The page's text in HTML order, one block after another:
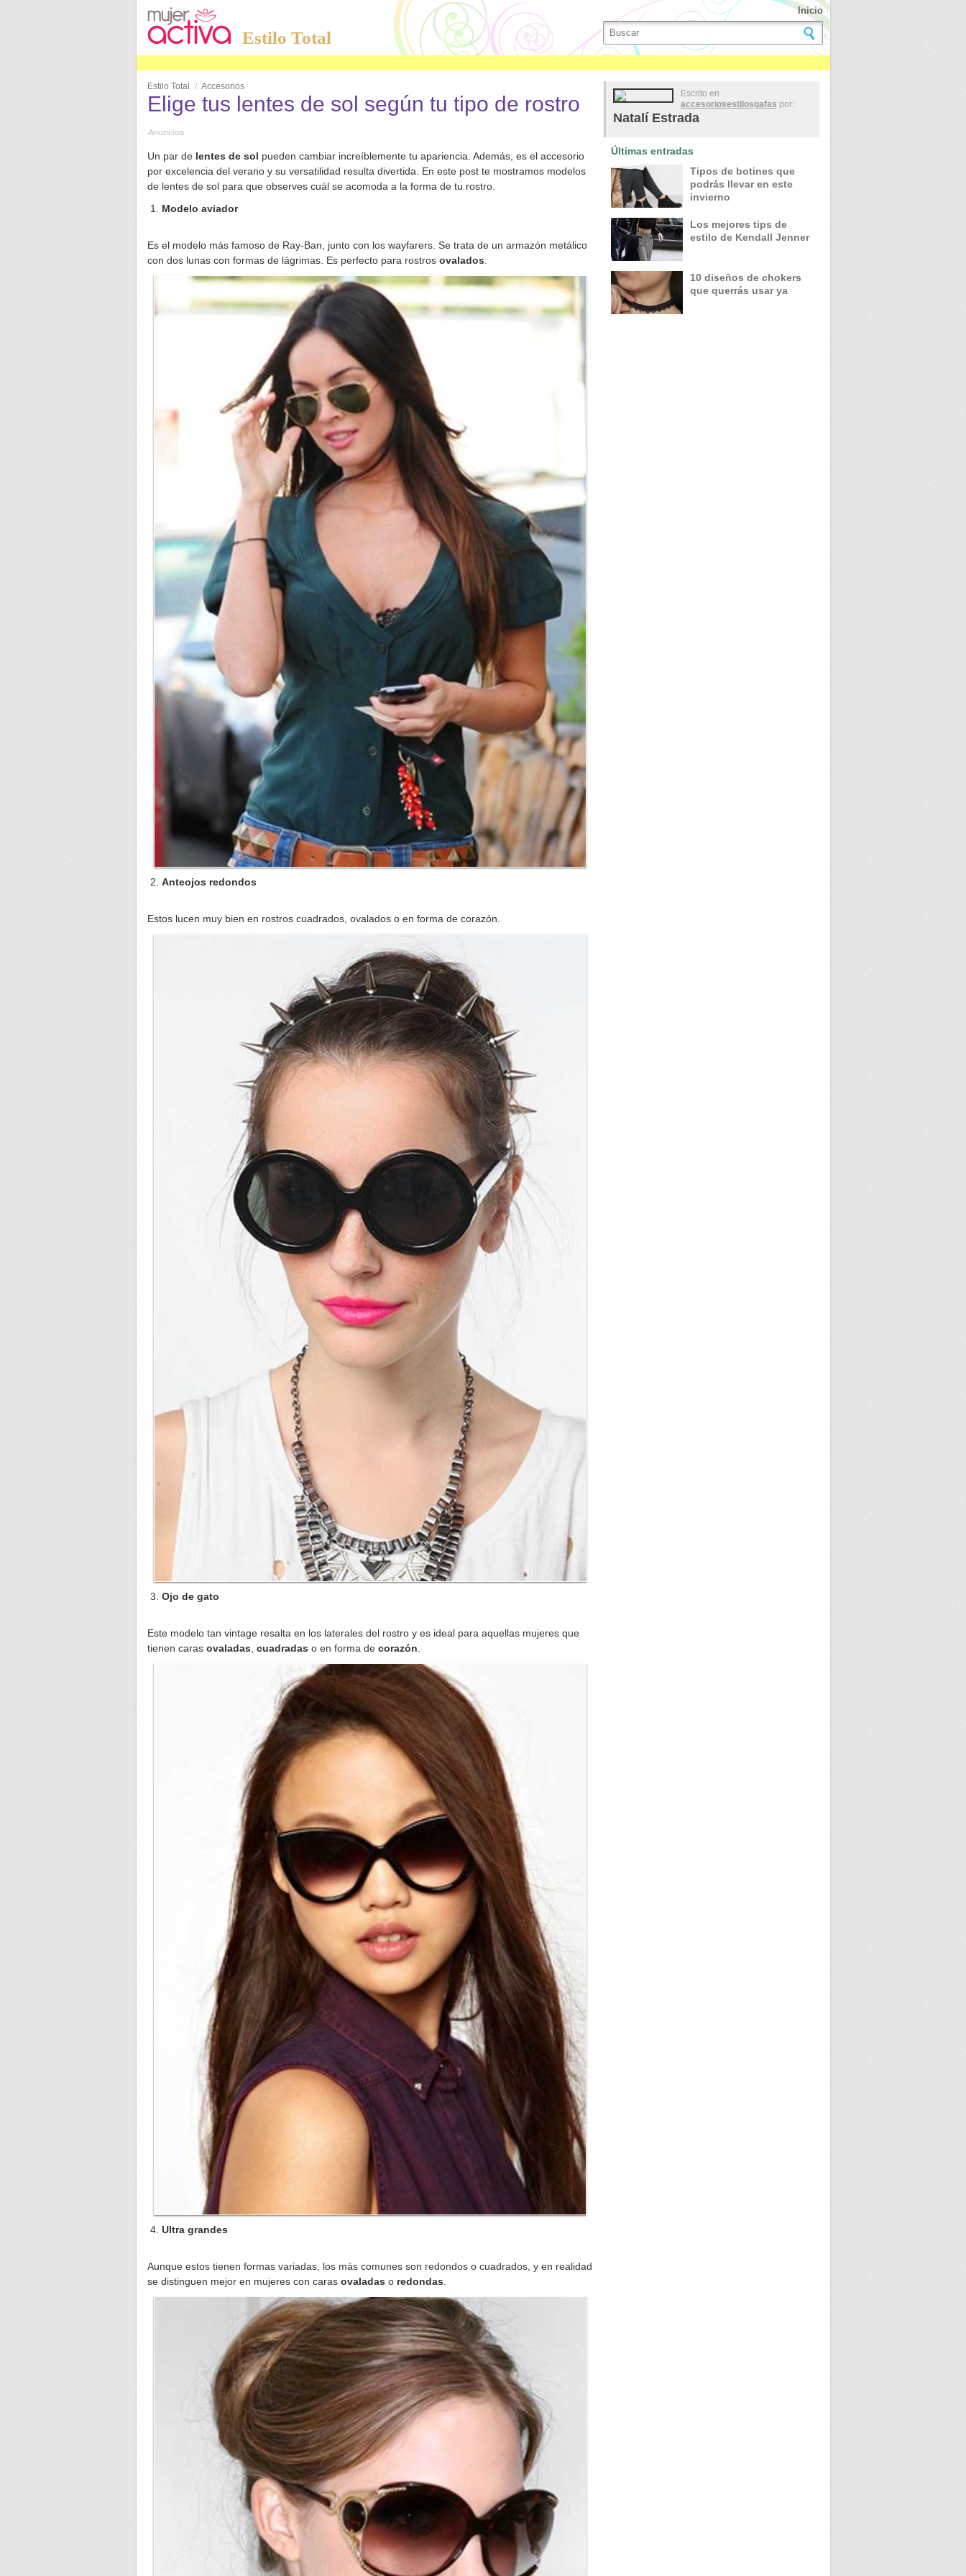
Estilo Total
Inicio
Estilo Total / Accesorios
Elige tus lentes de sol según tu tipo de rostro
Un par de lentes de sol pueden cambiar increíblemente tu apariencia. Además, es el accesorio
por excelencia del verano y su versatilidad resulta divertida. En este post te mostramos modelos
de lentes de sol para que observes cuál se acomoda a la forma de tu rostro.
Modelo aviador
Es el modelo más famoso de Ray-Ban, junto con los wayfarers. Se trata de un armazón metálico
con dos lunas con formas de lágrimas. Es perfecto para rostros ovalados
Anteojos redondos
Estos lucen muy bien en rostros cuadrados, ovalados o en forma de corazón.
Ojo de gato
Este modelo tan vintage resalta en los laterales del rostro y es ideal para aquellas mujeres que
tienen caras ovaladas cuadradas o en forma de corazón
Ultra grandes
Aunque estos tienen formas variadas, los más comunes son redondos o cuadrados, y en realidad
se distinguen mejor en mujeres con caras ovaladas o redondas
Escrito en
accesoriosestilosgafas por:
Natalí Estrada
Últimas entradas
Tipos de botines que
podrás llevar en este
invierno
Los mejores tips de
estilo de Kendall Jenner
10 diseños de chokers
que querrás usar ya